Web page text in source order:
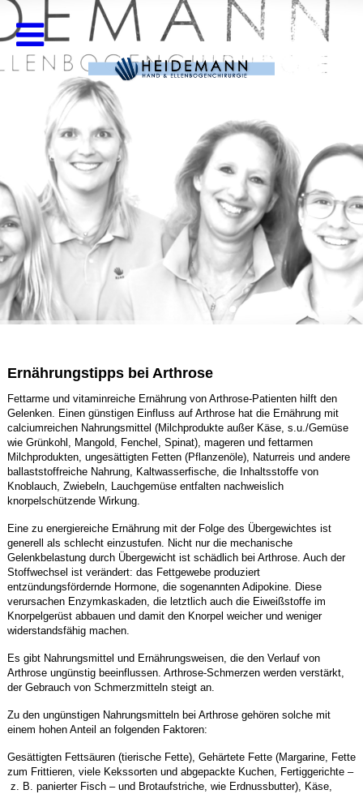
Ernährungstipps bei Arthrose
Fettarme und vitaminreiche Ernährung von Arthrose-Patienten hilft den
Gelenken. Einen günstigen Einfluss auf Arthrose hat die Ernährung mit
calciumreichen Nahrungsmittel (Milchprodukte außer Käse, s.u./Gemüse
wie Grünkohl, Mangold, Fenchel, Spinat), mageren und fettarmen
Milchprodukten, ungesättigten Fetten (Pflanzenöle), Naturreis und andere
ballaststoffreiche Nahrung, Kaltwasserfische, die Inhaltsstoffe von
Knoblauch, Zwiebeln, Lauchgemüse entfalten nachweislich
knorpelschützende Wirkung.
Eine zu energiereiche Ernährung mit der Folge des Übergewichtes ist
generell als schlecht einzustufen. Nicht nur die mechanische
Gelenkbelastung durch Übergewicht ist schädlich bei Arthrose. Auch der
Stoffwechsel ist verändert: das Fettgewebe produziert
entzündungsfördernde Hormone, die sogenannten Adipokine. Diese
verursachen Enzymkaskaden, die letztlich auch die Eiweißstoffe im
Knorpelgerüst abbauen und damit den Knorpel weicher und weniger
widerstandsfähig machen.
Es gibt Nahrungsmittel und Ernährungsweisen, die den Verlauf von
Arthrose ungünstig beeinflussen. Arthrose-Schmerzen werden verstärkt,
der Gebrauch von Schmerzmitteln steigt an.
Zu den ungünstigen Nahrungsmitteln bei Arthrose gehören solche mit
einem hohen Anteil an folgenden Faktoren:
Gesättigten Fettsäuren (tierische Fette), Gehärtete Fette (Margarine, Fette
zum Frittieren, viele Kekssorten und abgepackte Kuchen, Fertiggerichte –
z. B. panierter Fisch – und Brotaufstriche, wie Erdnussbutter), Käse,